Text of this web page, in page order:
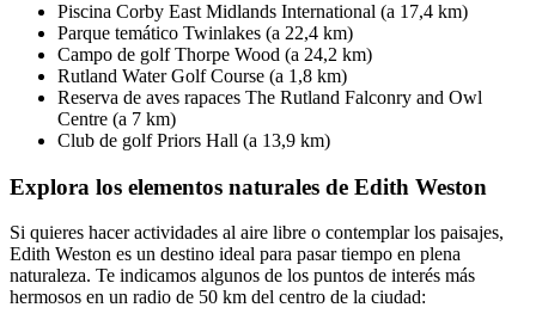
Piscina Corby East Midlands International (a 17,4 km)
Parque temático Twinlakes (a 22,4 km)
Campo de golf Thorpe Wood (a 24,2 km)
Rutland Water Golf Course (a 1,8 km)
Reserva de aves rapaces The Rutland Falconry and Owl
Centre (a 7 km)
Club de golf Priors Hall (a 13,9 km)
Explora los elementos naturales de Edith Weston
Si quieres hacer actividades al aire libre o contemplar los paisajes,
Edith Weston es un destino ideal para pasar tiempo en plena
naturaleza. Te indicamos algunos de los puntos de interés más
hermosos en un radio de 50 km del centro de la ciudad: